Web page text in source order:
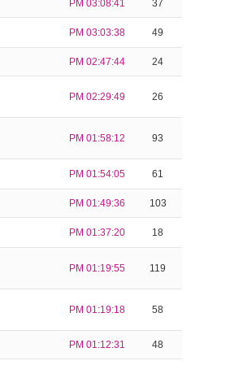
PM 03:08:41 37
PM 03:03:38 49
PM 02:47:44 24
PM 02:29:49 26
PM 01:58:12 93
PM 01:54:05 61
PM 01:49:36 103
PM 01:37:20 18
PM 01:19:55 119
PM 01:19:18 58
PM 01:12:31 48